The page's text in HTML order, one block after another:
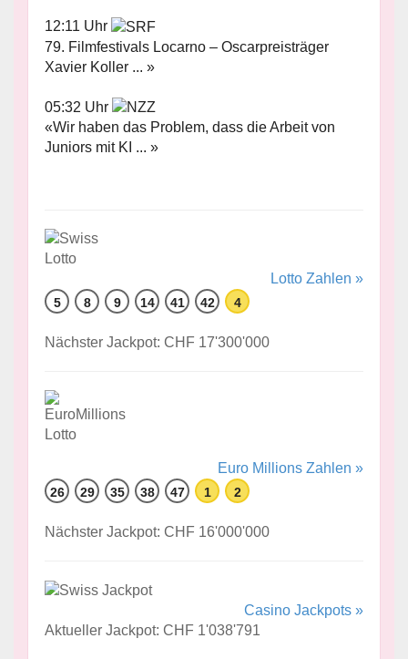
12:11 Uhr
79. Filmfestivals Locarno – Oscarpreisträger
Xavier Koller ... »
05:32 Uhr
«Wir haben das Problem, dass die Arbeit von
Juniors mit KI ... »
Lotto Zahlen »
5 8 9 14 41 42 4
Nächster Jackpot: CHF 17'300'000
Euro Millions Zahlen »
26 29 35 38 47 1 2
Nächster Jackpot: CHF 16'000'000
Casino Jackpots »
Aktueller Jackpot: CHF 1'038'791